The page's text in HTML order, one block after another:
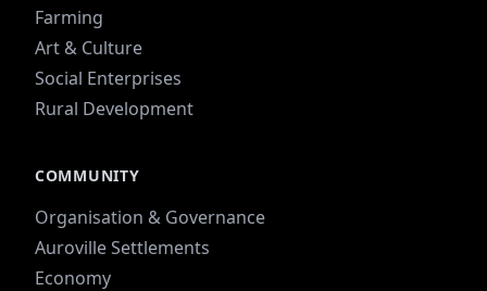
Farming
Art & Culture
Social Enterprises
Rural Development
COMMUNITY
Organisation & Governance
Auroville Settlements
Economy